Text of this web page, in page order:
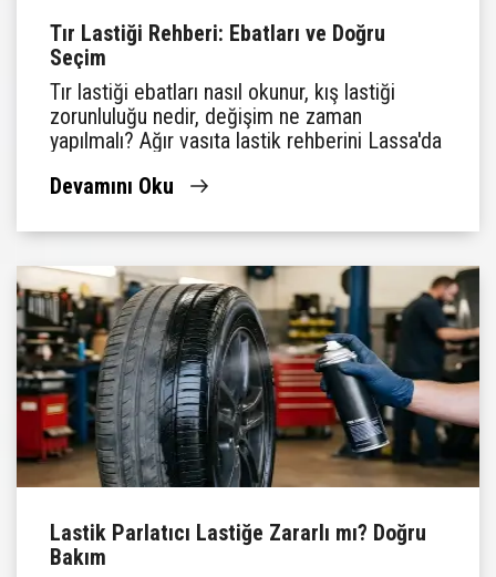
Tır Lastiği Rehberi: Ebatları ve Doğru
Seçim
Tır lastiği ebatları nasıl okunur, kış lastiği
zorunluluğu nedir, değişim ne zaman
yapılmalı? Ağır vasıta lastik rehberini Lassa'da
Devamını Oku
Lastik Parlatıcı Lastiğe Zararlı mı? Doğru
Bakım